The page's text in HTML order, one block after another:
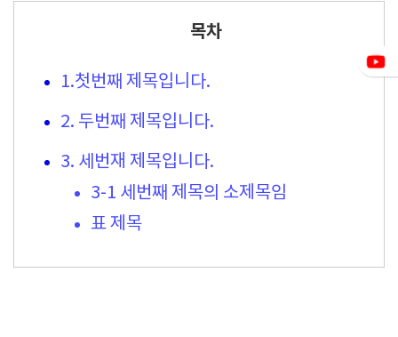
목차
1.첫번째 제목입니다.
2. 두번째 제목입니다.
3. 세번재 제목입니다.
3-1 세번째 제목의 소제목임
표 제목